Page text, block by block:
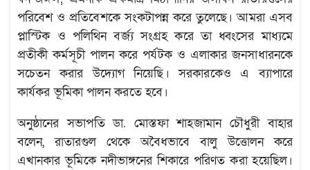
পরিবেশ ও প্রতিবেশকে সংকটাপন্ন করে তুলেছে। আমরা এসব
প্লাস্টিক ও পলিথিন বর্জ্য সংগ্রহ করে তা ধ্বংসের মাধ্যমে
প্রতীকী কর্মসূচী পালন করে পর্যটক ও এলাকার জনসাধারনকে
সচেতন করার উদ্যোগ নিয়েছি। সরকারকেও এ ব্যাপারে
কার্যকর ভূমিকা পালন করতে হবে।
অনুষ্ঠানের সভাপতি ডা. মোস্তফা শাহজামান চৌধুরী বাহার
বলেন, রাতারগুল থেকে অবৈধভাবে বালু উত্তোলন করে
এখানকার ভূমিকে নদীভাঙ্গনের শিকারে পরিণত করা হয়েছিল।